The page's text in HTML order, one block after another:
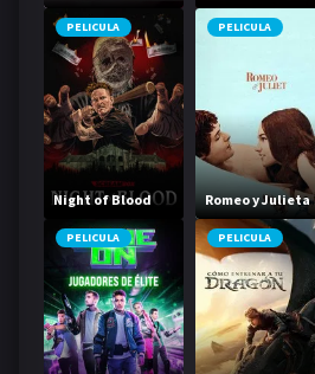
PELICULA
Night of Blood
PELICULA
Romeo y Julieta
PELICULA PELICULA